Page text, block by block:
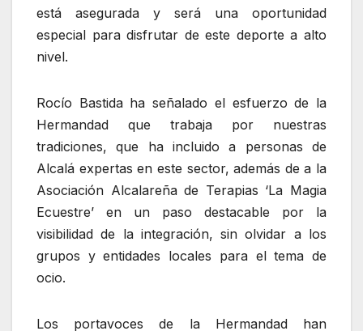
está asegurada y será una oportunidad
especial para disfrutar de este deporte a alto
nivel.
Rocío Bastida ha señalado el esfuerzo de la
Hermandad que trabaja por nuestras
tradiciones, que ha incluido a personas de
Alcalá expertas en este sector, además de a la
Asociación Alcalareña de Terapias ‘La Magia
Ecuestre’ en un paso destacable por la
visibilidad de la integración, sin olvidar a los
grupos y entidades locales para el tema de
ocio.
Los portavoces de la Hermandad han